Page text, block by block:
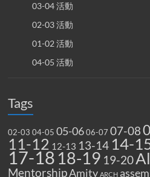
03-04 活動
02-03 活動
01-02 活動
04-05 活動
Tags
02-03 04-05 05-06 06-07 07-08
11-12 12-13 13-14 14-
17-18 18-19 19-20
MentorshipAmity ARCH